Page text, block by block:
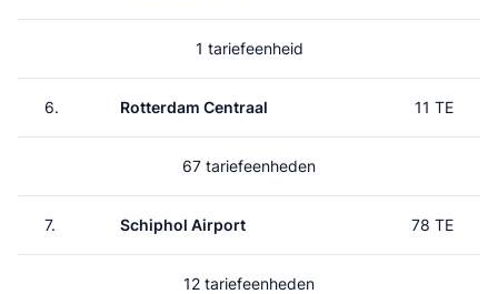
1 tariefeenheid
6. Rotterdam Centraal 11 TE
67 tariefeenheden
7. Schiphol Airport 78 TE
12 tariefeenheden